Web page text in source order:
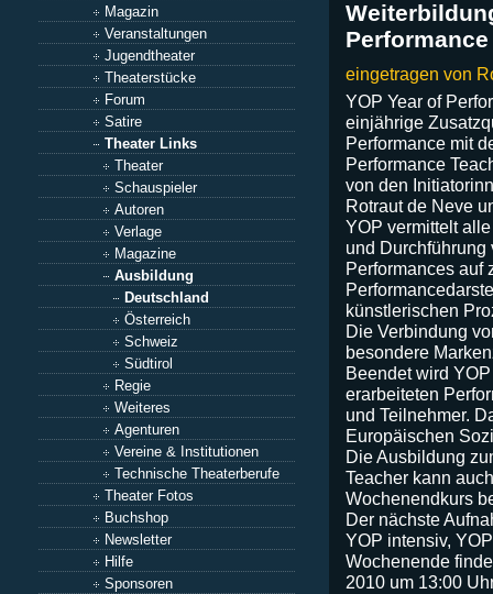
Magazin
Veranstaltungen
Jugendtheater
Theaterstücke
Forum
Satire
Theater Links
Theater
Schauspieler
Autoren
Verlage
Magazine
Ausbildung
Deutschland
Österreich
Schweiz
Südtirol
Regie
Weiteres
Agenturen
Vereine & Institutionen
Technische Theaterberufe
Theater Fotos
Buchshop
Newsletter
Hilfe
Sponsoren
Performance
eingetragen von
YOP Year of
einjährige
Performance mit
Performance
von den
Rotraut de Neve
YOP vermittelt
und Durchführung
Performances auf
künstlerischen
Die Verbindung
besondere
Beendet wird
erarbeiteten
und Teilnehmer.
Europäischen
Die Ausbildung
Teacher kann
Wochenendkurs
Der nächste
YOP intensiv,
Wochenende
2010 um 13:00